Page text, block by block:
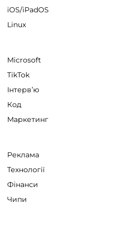
iOS/iPadOS
Linux
Microsoft
TikTok
Інтервʼю
Код
Маркетинг
Реклама
Технології
Фінанси
Чипи